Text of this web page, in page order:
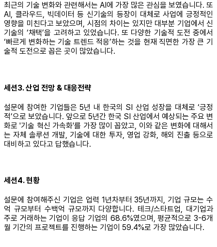
최근의 기술 변화와 관련해서는 AI에 가장 많은 관심을 보였습니다. 또
AI, 클라우드, 빅데이터 등 신기술의 등장이 대체로 사업에 긍정적인
영향을 미친다고 보았으며, 시점의 차이는 있지만 대부분 기업에서 신
기술의 ‘채택’을 고려하고 있었습니다. 또 다양한 기술적 도전 중에서
‘빠르게 변화하는 기술 트렌드 적응’하는 것을 현재 직면한 가장 큰 기
술적 도전으로 꼽은 곳이 많았습니다.
세션3. 산업 전망 & 대응전략
설문에 참여한 기업들은 5년 내 한국의 SI 산업 성장을 대체로 ‘긍정
적’으로 보았습니다. 앞으로 5년간 한국 SI 산업에서 예상되는 주요 변
화로 '기술 혁신 가속화'를 가장 많이 꼽았고, 이와 같은 변화에 대해서
는 자체 솔루션 개발, 기술에 대한 투자, 영업 강화, 해외 진출 등으로
대비하고 있다고 답했습니다.
세션4. 현황
설문에 참여해주신 기업은 업력 1년차부터 35년까지, 기업 규모는 수
억 규모부터 수백억 규모까지 다양합니다. 테크/스타트업, 대기업과
주로 거래하는 기업이 응답 기업의 68.6%였으며, 평균적으로 3-6개
월 기간의 프로젝트를 진행하는 기업이 59.4%로 가장 많았습니다.